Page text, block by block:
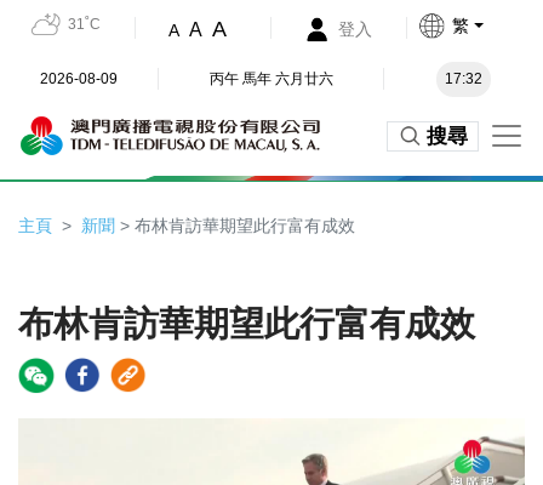
31˚C A A A 登入 繁
2026-08-09 丙午 馬年 六月廿六 17:32
搜尋
主頁 新聞 > 布林肯訪華期望此行富有成效
布林肯訪華期望此行富有成效